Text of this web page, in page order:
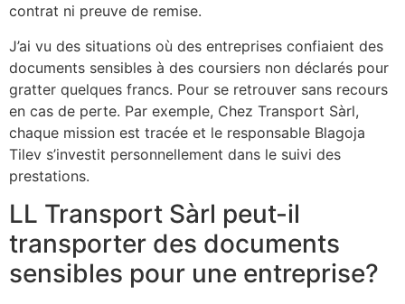
contrat ni preuve de remise.
J’ai vu des situations où des entreprises confiaient des
documents sensibles à des coursiers non déclarés pour
gratter quelques francs. Pour se retrouver sans recours
en cas de perte. Par exemple, Chez Transport Sàrl,
chaque mission est tracée et le responsable Blagoja
Tilev s’investit personnellement dans le suivi des
prestations.
LL Transport Sàrl peut-il
transporter des documents
sensibles pour une entreprise?